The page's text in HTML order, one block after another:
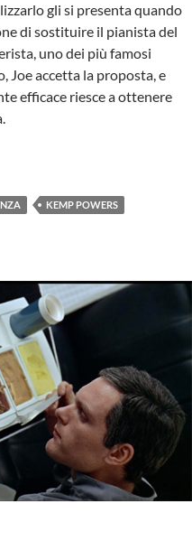
gli si presenta quando
di sostituire il pianista del
uno dei più famosi
Joe accetta la proposta, e
efficace riesce a ottenere
DOCTER, KEMP
KEMP POWERS